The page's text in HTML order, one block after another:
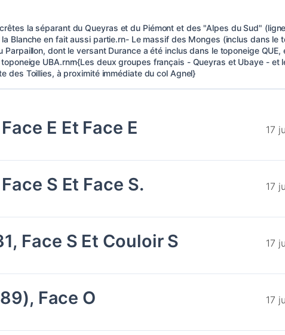
la séparant du Queyras et du Piémont et des "Alpes du Sud"
Blanche en fait aussi partie.rn- Le massif des Monges (inclus dans le
dont le versant Durance a été inclus dans le toponeige QUE,
UBA.rnrn{Les deux groupes français - Queyras et Ubaye - et
des Toillies, à proximité immédiate du col Agnel}
E Et Face E 17
S Et Face S. 17
Face S Et Couloir S 17
Face O 17